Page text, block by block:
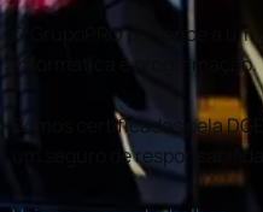
O GrupoPRO pertence a
informática e programação.
Somos certificados pela
um seguro de